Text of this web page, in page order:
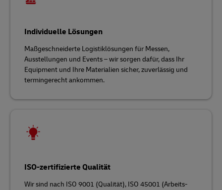
Individuelle Lösungen
Maßgeschneiderte Logistiklösungen für Messen,
Ausstellungen und Events – wir sorgen dafür, dass Ihr
Equipment und Ihre Materialien sicher, zuverlässig und
termingerecht ankommen.
ISO-zertifizierte Qualität
Wir sind nach ISO 9001 (Qualität), ISO 45001 (Arbeits-